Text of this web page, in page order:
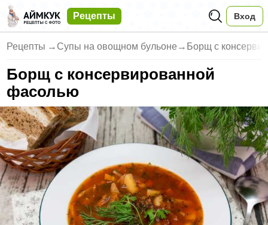
Рецепты Вход
Рецепты → Супы на овощном бульоне → Борщ с
Борщ с консервированной
фасолью